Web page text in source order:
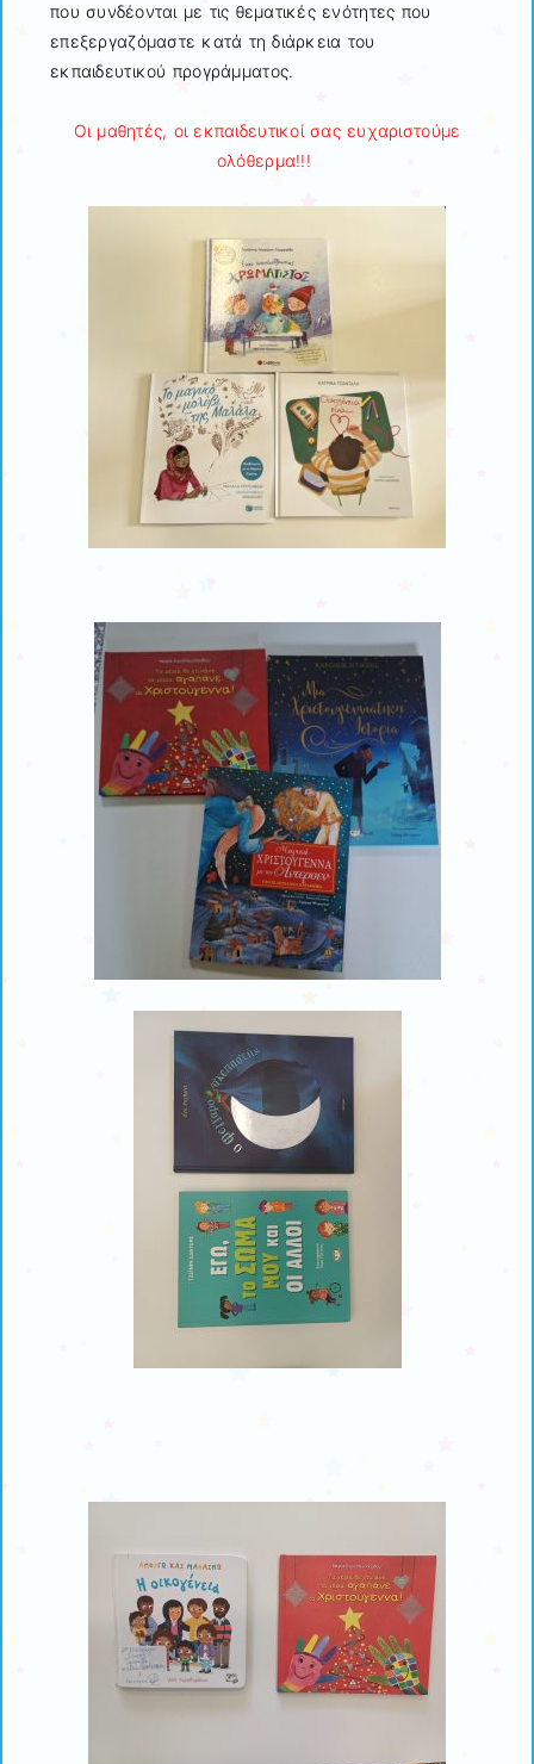
που συνδέονται με τις θεματικές ενότητες που
επεξεργαζόμαστε κατά τη διάρκεια του
εκπαιδευτικού προγράμματος.
Οι μαθητές, οι εκπαιδευτικοί σας ευχαριστούμε
ολόθερμα!!!